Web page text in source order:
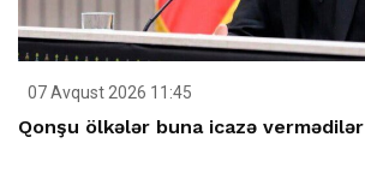
07 Avqust 2026 11:45
Qonşu ölkələr buna icazə vermədilər